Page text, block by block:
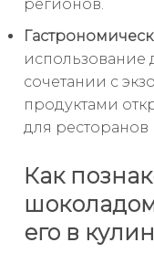
регионов.
использование
сочетании с
продуктами
для
Как
его в